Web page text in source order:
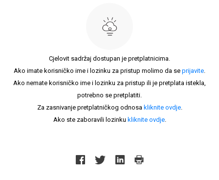
Cjelovit sadržaj dostupan je pretplatnicima.
Ako imate korisničko ime i lozinku za pristup molimo da se prijavite.
Ako nemate korisničko ime i lozinku za pristup ili je pretplata istekla,
potrebno se pretplatiti.
Za zasnivanje pretplatničkog odnosa kliknite ovdje.
Ako ste zaboravili lozinku kliknite ovdje.